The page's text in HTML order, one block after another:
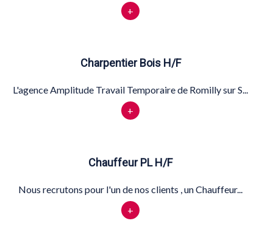
+
Charpentier Bois H/F
L'agence Amplitude Travail Temporaire de Romilly sur S...
+
Chauffeur PL H/F
Nous recrutons pour l'un de nos clients , un Chauffeur...
+